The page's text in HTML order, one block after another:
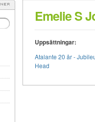
Emelie S
Uppsättningar:
Atalante 20 år -
Head